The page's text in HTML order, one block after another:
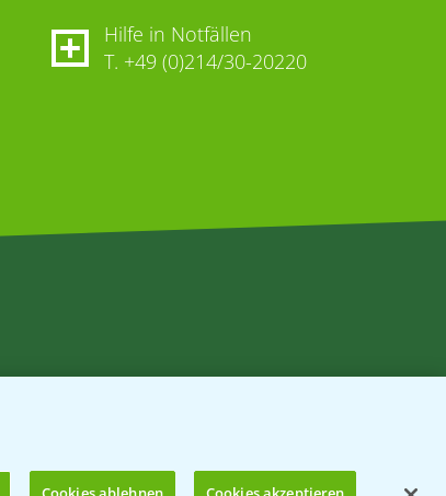
Hilfe in Notfällen
T. +49 (0)214/30-20220